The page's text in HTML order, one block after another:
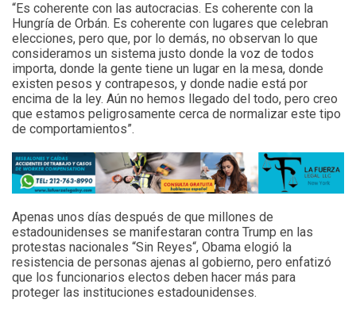
“Es coherente con las autocracias. Es coherente con la
Hungría de Orbán. Es coherente con lugares que celebran
elecciones, pero que, por lo demás, no observan lo que
consideramos un sistema justo donde la voz de todos
importa, donde la gente tiene un lugar en la mesa, donde
existen pesos y contrapesos, y donde nadie está por
encima de la ley. Aún no hemos llegado del todo, pero creo
que estamos peligrosamente cerca de normalizar este tipo
de comportamientos”.
Apenas unos días después de que millones de
estadounidenses se manifestaran contra Trump en las
protestas nacionales “Sin Reyes“, Obama elogió la
resistencia de personas ajenas al gobierno, pero enfatizó
que los funcionarios electos deben hacer más para
proteger las instituciones estadounidenses.